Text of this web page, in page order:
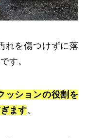
れを傷つけずに落
す。
ッションの役割を
ます。